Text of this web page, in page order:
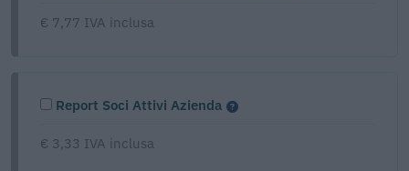
€ 7,77 IVA inclusa
Report Soci Attivi Azienda
€ 3,33 IVA inclusa